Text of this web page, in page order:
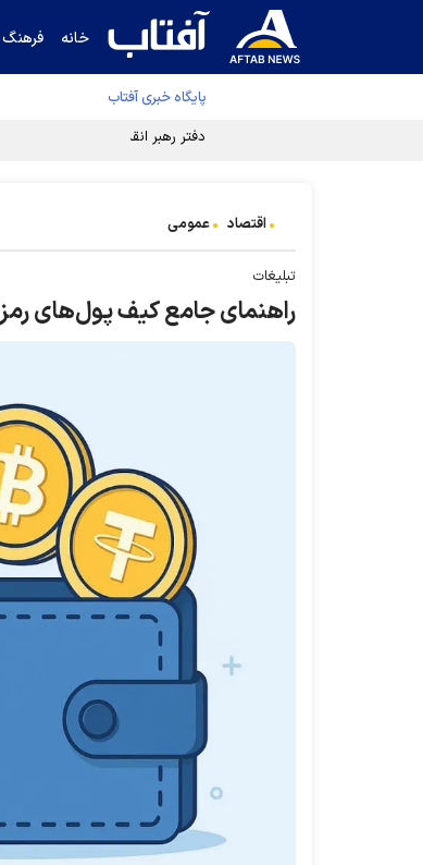
خانه فرهنگ
پایگاه خبری آفتاب
دفتر رهبر انقلاب ادعای خرازی
اقتصاد عمومی
تبلیغات
راهنمای جامع کیف پول‌های